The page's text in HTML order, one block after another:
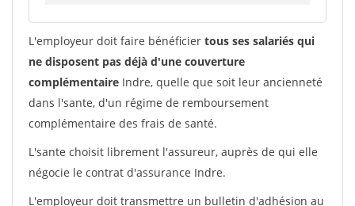
L'employeur doit faire bénéficier tous ses salariés qui
ne disposent pas déjà d'une couverture
complémentaire Indre, quelle que soit leur ancienneté
dans l'sante, d'un régime de remboursement
complémentaire des frais de santé.
L'sante choisit librement l'assureur, auprès de qui elle
négocie le contrat d'assurance Indre.
L'employeur doit transmettre un bulletin d'adhésion au